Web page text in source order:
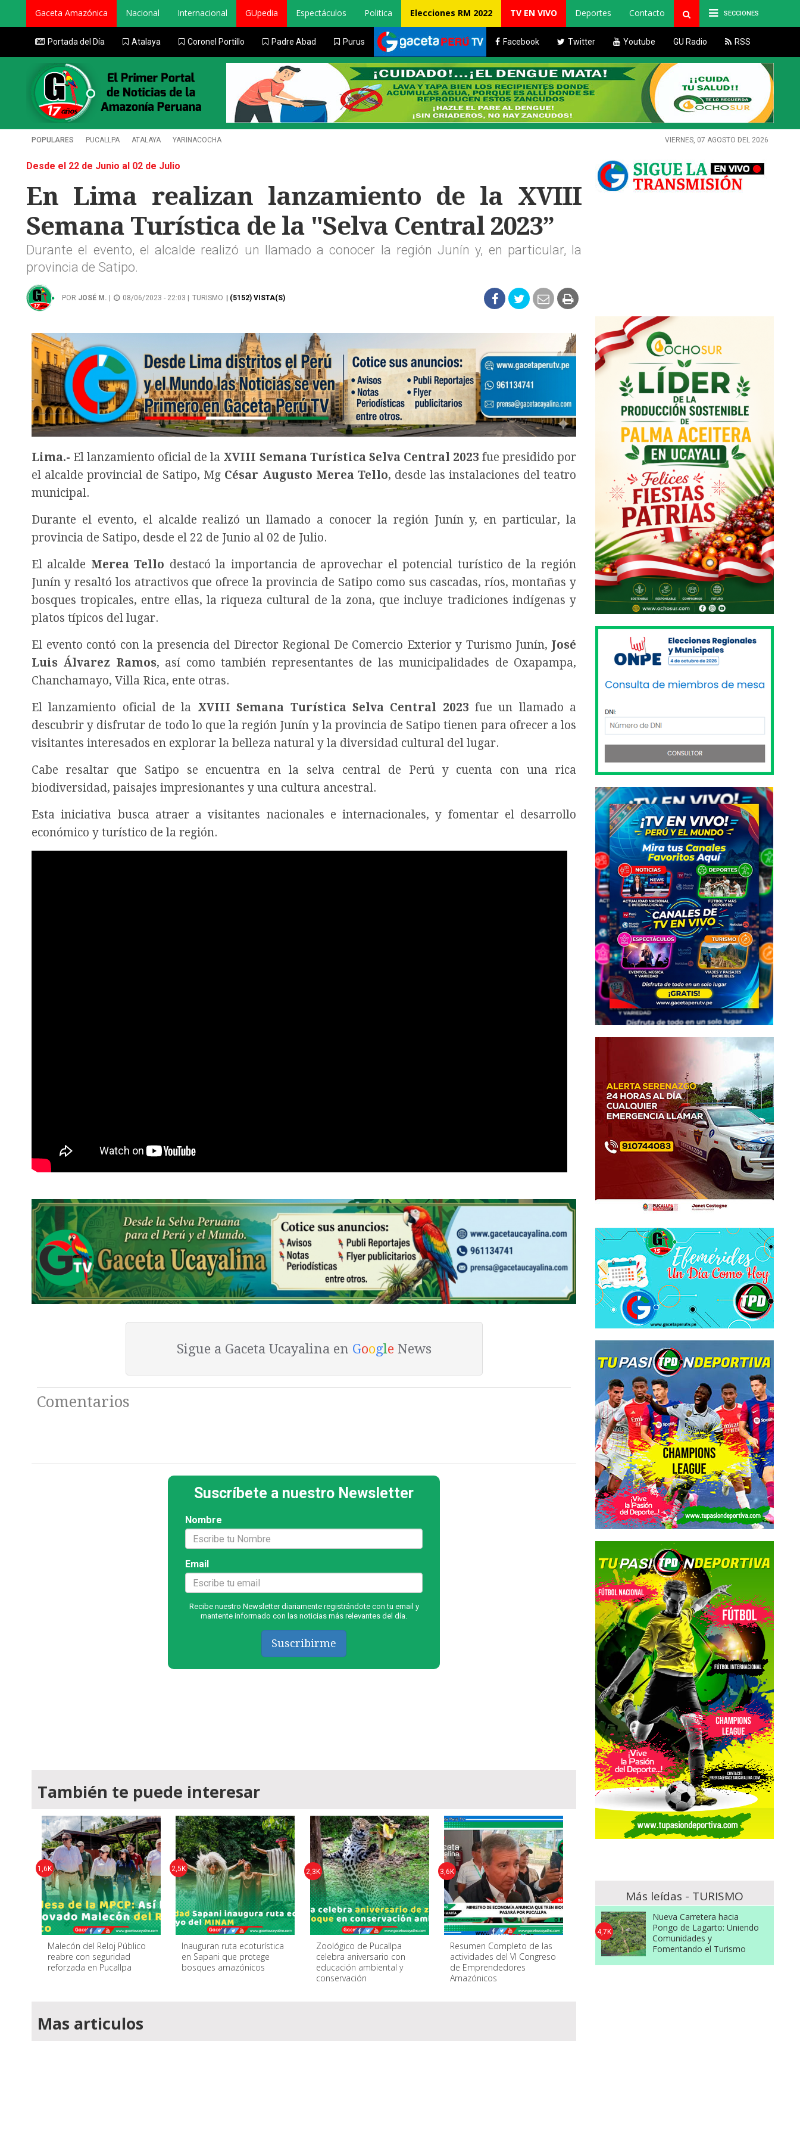
SECCIONES
Gaceta Amazónica Nacional Internacional GUpedia Espectáculos Politica Elecciones RM 2022 TV EN VIVO Deportes Contacto
Portada del Día Atalaya Coronel Portillo Padre Abad Purus Facebook Twitter Youtube GU Radio RSS
POPULARES PUCALLPA ATALAYA YARINACOCHA VIERNES, 07 AGOSTO DEL 2026
Desde el 22 de Junio al 02 de Julio
En Lima realizan lanzamiento de la XVIII
Semana Turística de la "Selva Central 2023”
Durante el evento, el alcalde realizó un llamado a conocer la región Junín y, en particular, la
provincia de Satipo.
POR JOSÉ M. 08/06/2023 - 22:03 | TURISMO | (5152) VISTA(S)
Lima.- El lanzamiento oficial de la XVIII Semana Turística Selva Central 2023 fue presidido por
el alcalde provincial de Satipo, Mg César Augusto Merea Tello, desde las instalaciones del teatro
municipal.
Durante el evento, el alcalde realizó un llamado a conocer la región Junín y, en particular, la
provincia de Satipo, desde el 22 de Junio al 02 de Julio.
El alcalde Merea Tello destacó la importancia de aprovechar el potencial turístico de la región
Junín y resaltó los atractivos que ofrece la provincia de Satipo como sus cascadas, ríos, montañas y
bosques tropicales, entre ellas, la riqueza cultural de la zona, que incluye tradiciones indígenas y
platos típicos del lugar.
El evento contó con la presencia del Director Regional De Comercio Exterior y Turismo Junín, José
Luis Álvarez Ramos, así como también representantes de las municipalidades de Oxapampa,
Chanchamayo, Villa Rica, ente otras.
El lanzamiento oficial de la XVIII Semana Turística Selva Central 2023 fue un llamado a
descubrir y disfrutar de todo lo que la región Junín y la provincia de Satipo tienen para ofrecer a los
visitantes interesados en explorar la belleza natural y la diversidad cultural del lugar.
Cabe resaltar que Satipo se encuentra en la selva central de Perú y cuenta con una rica
biodiversidad, paisajes impresionantes y una cultura ancestral.
Esta iniciativa busca atraer a visitantes nacionales e internacionales, y fomentar el desarrollo
económico y turístico de la región.
Sigue a Gaceta Ucayalina en GoogleNews
Comentarios
Suscríbete a nuestro Newsletter
Nombre
Email
Recibe nuestro Newsletter diariamente registrándote con tu email y
mantente informado con las noticias más relevantes del día.
Suscribirme
También te puede interesar
Malecón del Reloj Público
reabre con seguridad
reforzada en Pucallpa
1,6K
Inauguran ruta ecoturística
en Sapani que protege
bosques amazónicos
2,5K
Zoológico de Pucallpa
celebra aniversario con
educación ambiental y
conservación
2,3K
Resumen Completo de las
actividades del VI Congreso
de Emprendedores
Amazónicos
3,6K
Mas articulos
Más leídas - TURISMO
Nueva Carretera hacia
Pongo de Lagarto: Uniendo
Comunidades y
Fomentando el Turismo
4,7K